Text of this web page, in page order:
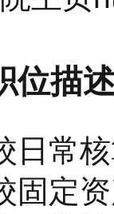
位描
日常
固定